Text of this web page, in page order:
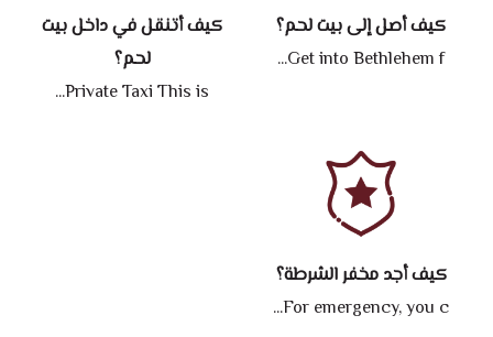
كيف أصل إلى بيت لحم؟
Get into Bethlehem f...
كيف أتنقل في داخل بيت
لحم؟
Private Taxi This is...
كيف أجد مخفر الشرطة؟
For emergency, you c...